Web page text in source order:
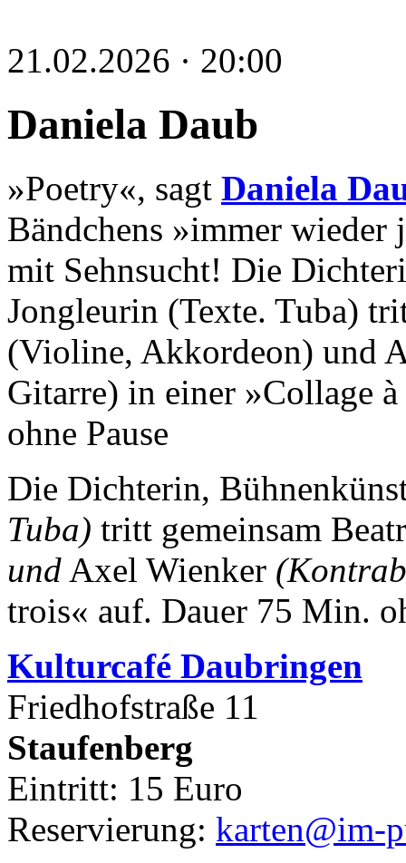
21.02.2026 · 20:00
Daniela Daub
»Poetry«, sagt Daniela
Bändchens »immer wieder
mit Sehnsucht! Die
Jongleurin (Texte. Tuba)
(Violine, Akkordeon) und
Gitarre) in einer »Collage
ohne Pause
Die Dichterin,
Tuba) tritt gemeinsam
und Axel Wienker
trois« auf. Dauer 75 Min.
Kulturcafé Daubringen
Friedhofstraße 11
Staufenberg
Eintritt: 15 Euro
Reservierung: karten@im-